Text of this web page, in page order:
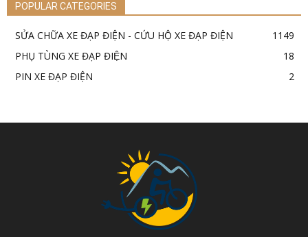
POPULAR CATEGORIES
SỬA CHỮA XE ĐẠP ĐIỆN - CỨU HỘ XE ĐẠP ĐIỆN
1149
PHỤ TÙNG XE ĐẠP ĐIỆN
18
PIN XE ĐẠP ĐIỆN
2